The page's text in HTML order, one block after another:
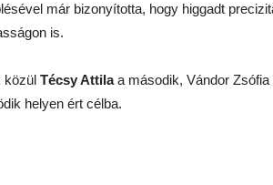
már bizonyította, hogy higgadt
is.
közül Técsy Attilaa második, Vándor
helyen ért célba.